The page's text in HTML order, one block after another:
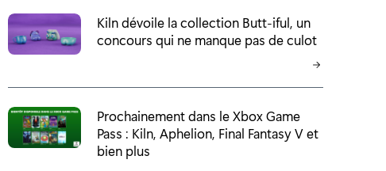
Kiln dévoile la collection Butt-iful, un
concours qui ne manque pas de culot
Prochainement dans le Xbox Game
Pass : Kiln, Aphelion, Final Fantasy V et
bien plus